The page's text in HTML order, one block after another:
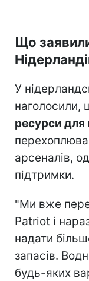
Що
У
ресурси для
арсеналів,
підтримки.
"Ми вже
Patriot і
надати
запасів.
будь-яких